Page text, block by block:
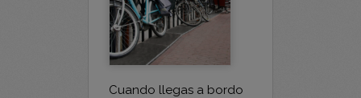
Cuando llegas a bordo
horas) dejas el equipaje